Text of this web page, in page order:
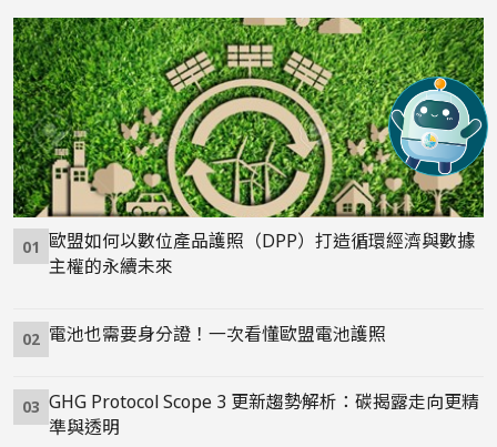
01 歐盟如何以數位產品護照（DPP）打造循環經濟與數據
主權的永續未來
02 電池也需要身分證！一次看懂歐盟電池護照
03 GHG Protocol Scope 3 更新趨勢解析：碳揭露走向更精
準與透明